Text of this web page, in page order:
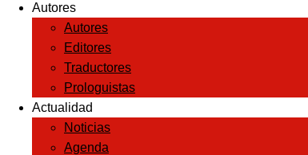
Autores
Autores
Editores
Traductores
Prologuistas
Actualidad
Noticias
Agenda